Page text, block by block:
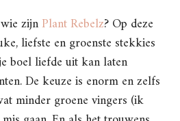
zijnPlant Rebelz? Op deze
liefste en groenste stekkies
boel liefde uit kan laten
De keuze is enorm en zelfs
minder groene vingers (ik